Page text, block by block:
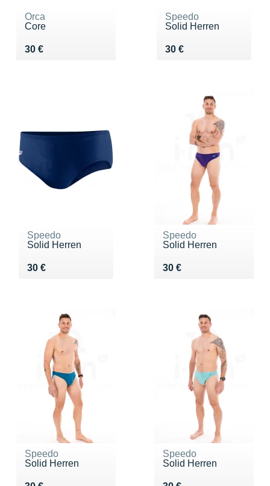
Orca
Core
30 €
Vendu 30 €
Speedo
Solid Herren
30 €
Vendu 30 €
Speedo
Solid Herren
30 €
Vendu 30 €
Speedo
Solid Herren
30 €
Vendu 30 €
Speedo
Solid Herren
Speedo
Solid Herren